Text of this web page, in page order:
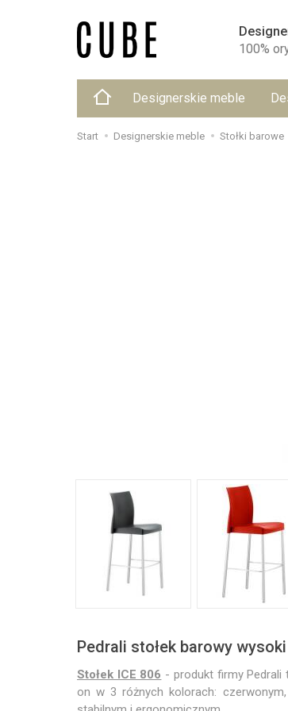
100%
Designerskie meble
Start Designerskie meble Stołki barowe
Pedrali stołek barowy wysoki
Stołek ICE 806 - produkt firmy Pedrali
on w 3 różnych kolorach: